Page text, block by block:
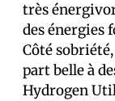
très
des énergies
Côté
part belle à
Hydrogen